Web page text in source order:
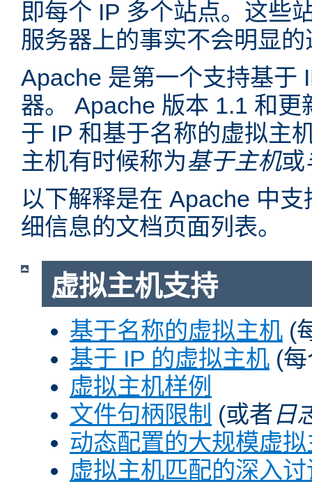
即每个 IP 多个站点。这些
服务器上的事实不会明显
Apache 是第一个支持基于
器。 Apache 版本 1.1 和
于 IP 和基于名称的虚拟主
主机有时候称为基于主机或
以下解释是在 Apache 中
细信息的文档页面列表。
虚拟主机支持
基于名称的虚拟主机 (
基于 IP 的虚拟主机 (
虚拟主机样例
文件句柄限制 (或者日
动态配置的大规模虚
虚拟主机匹配的深入讨